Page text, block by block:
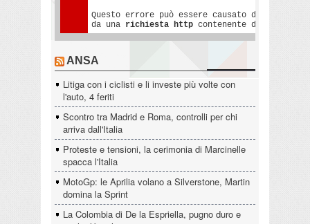
ANSA
Litiga con i ciclisti e li investe più volte con
l'auto, 4 feriti
Scontro tra Madrid e Roma, controlli per chi
arriva dall'Italia
Proteste e tensioni, la cerimonia di Marcinelle
spacca l'Italia
MotoGp: le Aprilia volano a Silverstone, Martin
domina la Sprint
La Colombia di De la Espriella, pugno duro e